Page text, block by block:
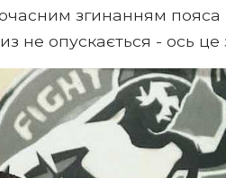
згинанням пояса
не опускається - ось